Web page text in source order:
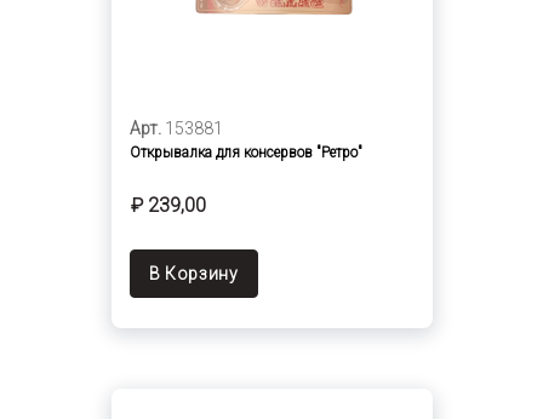
Арт. 153881
Открывалка для консервов "Ретро"
₽ 239,00
В Корзину